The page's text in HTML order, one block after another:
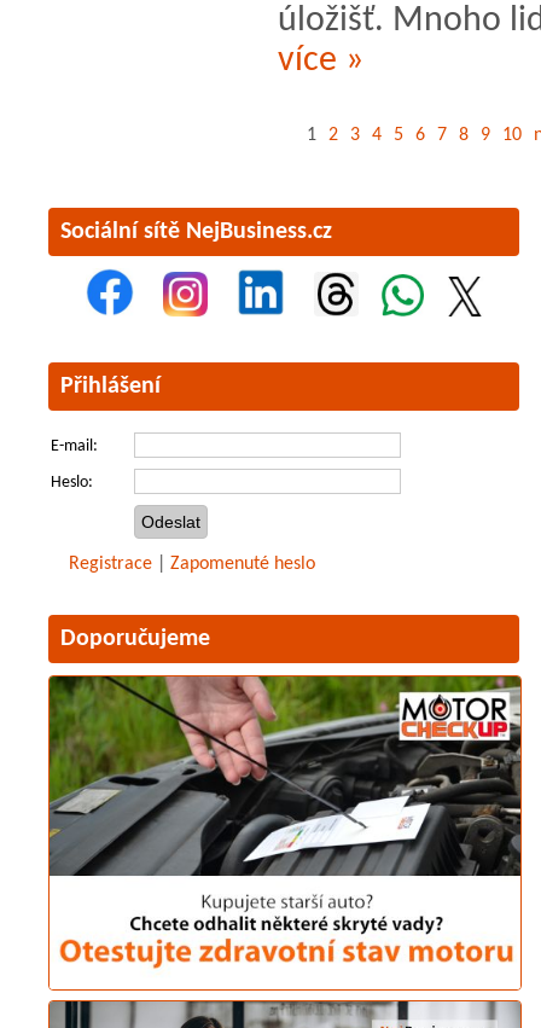
úložišť. Mnoho
více »
1 2 3 4 5 6 7 8 9 10
Sociální sítě NejBusiness.cz
Přihlášení
E-mail:
Heslo:
Registrace Zapomenuté heslo
Doporučujeme